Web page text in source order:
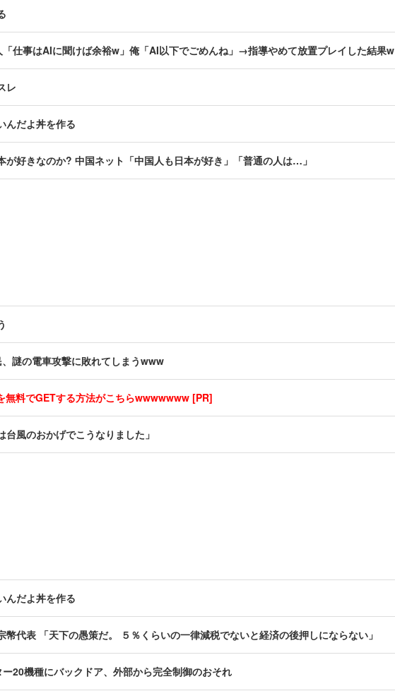
「仕事はAIに聞けば余裕w」俺「AI以下でごめんね」→指導やめて放置プレイした結果w
レ
んだよ丼を作る
が好きなのか? 中国ネット「中国人も日本が好き」「普通の人は…」
謎の電車攻撃に敗れてしまうwww
無料でGETする方法がこちらwwwwwww [PR]
風のおかげでこうなりました」
んだよ丼を作る
幣代表 「天下の愚策だ。 ５％くらいの一律減税でないと経済の後押しにならない」
20機種にバックドア、外部から完全制御のおそれ